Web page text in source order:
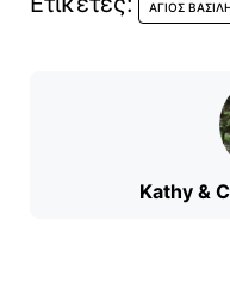
ΆΓΙΟΣ
Kathy &